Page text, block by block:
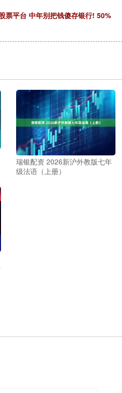
票平台 中年别把钱傻存银行! 50%
瑞银配资 2026新沪外教版七年
级法语（上册）